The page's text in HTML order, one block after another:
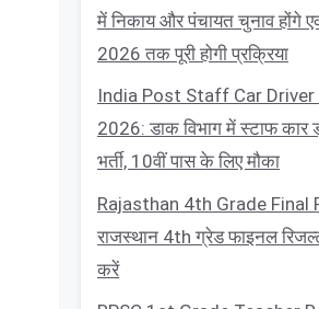
में निकाय और पंचायत चुनाव होंगे
2026 तक पूरी होगी प्रक्रिया
India Post Staff Car
2026: डाक विभाग में स्टाफ कार
भर्ती, 10वीं पास के लिए मौका
Rajasthan 4th Grade Final
राजस्थान 4th ग्रेड फाइनल
करें